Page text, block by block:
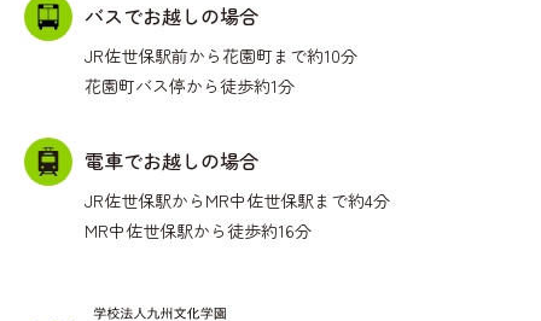
バスでお越しの場合
JR佐世保駅前から花園町まで約10分
花園町バス停から徒歩約1分
電車でお越しの場合
JR佐世保駅からMR中佐世保駅まで約4分
MR中佐世保駅から徒歩約16分